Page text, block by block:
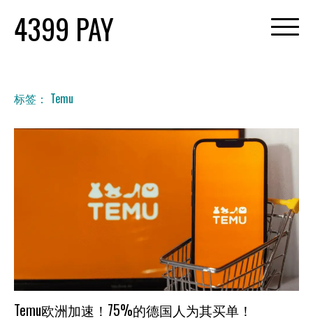
content
4399 PAY
标签： Temu
Temu欧洲加速！75%的德国人为其买单！